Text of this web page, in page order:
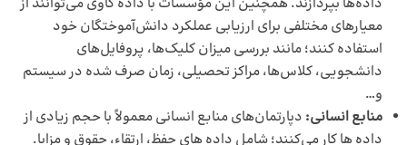
معیارهای مختلفی برای ارزیابی عملکرد دانش‌آموختگان خود
استفاده کنند؛ مانند بررسی میزان کلیک‌ها، پروفایل‌های
دانشجویی، کلاس‌ها، مراکز تحصیلی، زمان صرف شده در سیستم
و…
منابع انسانی: دپارتمان‌های منابع انسانی معمولاً با حجم زیادی از
داده ها کار می‌کنند؛ شامل داده های حفظ، ارتقاء، حقوق و مزایا.